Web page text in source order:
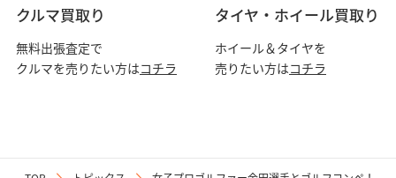
クルマ買取り
無料出張査定で
クルマを売りたい方はコチラ
タイヤ・ホイール買取り
ホイール＆タイヤを
売りたい方はコチラ